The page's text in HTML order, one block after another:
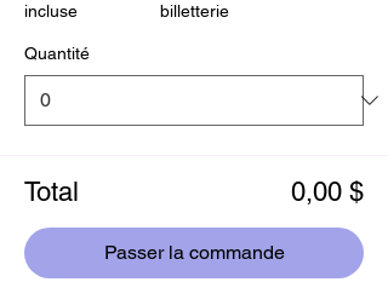
incluse
billetterie
Quantité
Total 0,00 $
Passer la commande